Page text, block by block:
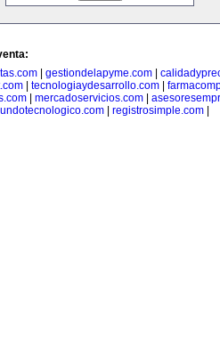
| gestiondelapyme.com|
tecnologiaydesarrollo.com
mercadoservicios.com
| registrosimple.com|